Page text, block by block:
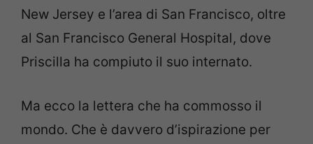
New Jersey e l’area di San Francisco, oltre
al San Francisco General Hospital, dove
Priscilla ha compiuto il suo internato.
Ma ecco la lettera che ha commosso il
mondo. Che è davvero d’ispirazione per